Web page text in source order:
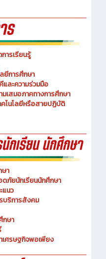
รเรียนรู้
ยีการศึกษา
และความร่วมมือ
สมอภาคทางการศึกษา
นโลยีหรือสายปฏิบัติ
า
ภัยนักเรียนนักศึกษา
แนว
ริการ
ษา
ศรษฐกิจพอเพียง